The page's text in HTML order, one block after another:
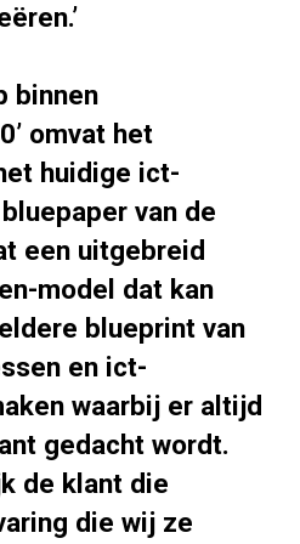
binnen
omvat het
huidige ict-
van de
een uitgebreid
model dat kan
blueprint van
en ict-
waarbij er altijd
gedacht wordt.
de klant die
die wij ze